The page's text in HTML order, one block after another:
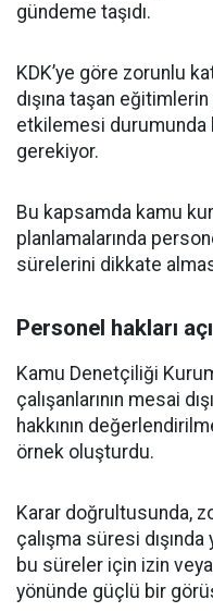
gündeme taşıdı.
KDK’ye göre zorunlu
dışına taşan
etkilemesi durumunda
gerekiyor.
Bu kapsamda kamu
planlamalarında
sürelerini dikkate
Personel hakları
Kamu Denetçiliği
çalışanlarının mesai
hakkının
örnek oluşturdu.
Karar doğrultusunda,
çalışma süresi
bu süreler için izin
yönünde güçlü bir